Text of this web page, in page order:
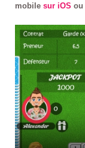
mobile sur iOS ou